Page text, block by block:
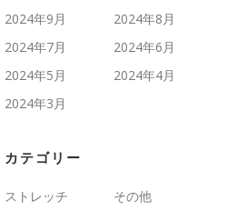
2024年9月
2024年8月
2024年7月
2024年6月
2024年5月
2024年4月
2024年3月
カテゴリー
ストレッチ その他